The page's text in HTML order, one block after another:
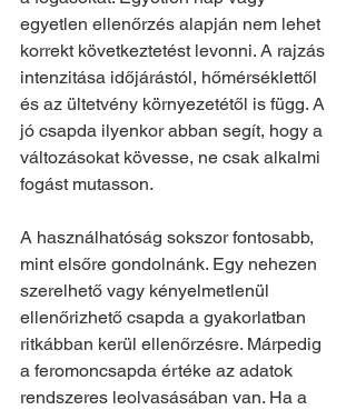
egyetlen ellenőrzés alapján nem lehet
korrekt következtetést levonni. A rajzás
intenzitása időjárástól, hőmérséklettől
és az ültetvény környezetétől is függ. A
jó csapda ilyenkor abban segít, hogy a
változásokat kövesse, ne csak alkalmi
fogást mutasson.
A használhatóság sokszor fontosabb,
mint elsőre gondolnánk. Egy nehezen
szerelhető vagy kényelmetlenül
ellenőrizhető csapda a gyakorlatban
ritkábban kerül ellenőrzésre. Márpedig
a feromoncsapda értéke az adatok
rendszeres leolvasásában van. Ha a